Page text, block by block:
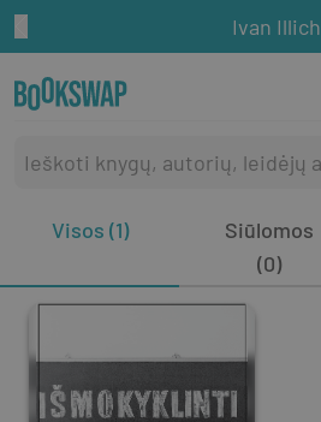
Ivan Illich
Visos (1)
Siūlomos
(0)